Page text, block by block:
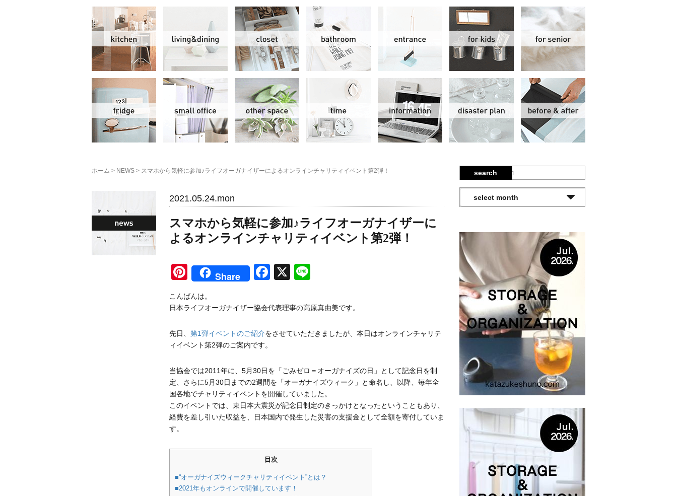
リビング＆ダイニング クローゼット 玄関 子供部屋
冷蔵庫 スモールオフィス 防災計画
ホーム > NEWS > スマホから気軽に参加♪ライフオーガナイザーによるオンラインチャリティイベント第2弾！
NEWS2021.05.24.mon
スマホから気軽に参加♪ライフオーガナイザーに
よるオンラインチャリティイベント第2弾！
Pinterest
Share Facebook
X
こんばんは。
日本ライフオーガナイザー協会代表理事の高原真由美です。
先日、 第1弾イベントのご紹介をさせていただきましたが、本日はオンラインチャリテ
ィイベント第2弾のご案内です。
当協会では2011年に、5月30日を「ごみゼロ＝オーガナイズの日」として記念日を制
定、さらに5月30日までの2週間を「オーガナイズウィーク」と命名し、以降、毎年全
国各地でチャリティイベントを開催していました。
このイベントでは、東日本大震災が記念日制定のきっかけとなったということもあり、
経費を差し引いた収益を、日本国内で発生した災害の支援金として全額を寄付していま
す。
目次
■“オーガナイズウィークチャリティイベント”とは？
■2021年もオンラインで開催しています！
search